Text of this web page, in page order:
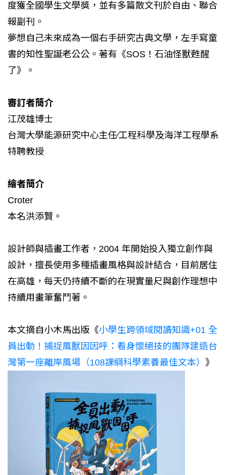
度獲全國學生文學獎，並有多篇散文刊於自由、聯合
報副刊。
夢想自己未來成為一個右手研究古典文學，左手寫童
書的知性聖誕老公公。著有《SOS！石油怪獸甦醒
了》。
審訂者簡介
江茂雄博士
台灣大學能源研究中心主任∕工程科學及海洋工程學系
特聘教授
繪者簡介
Croter
本名洪添賢。
設計師與插畫工作者，2004 年開始投入獨立創作與
設計，擅長使用多種插畫風格與設計結合，目前居住
在高雄，每天仍持續不斷的在現實量尺與創作理想中
持續用畫筆奮鬥著。
本文摘自小木馬出版《小學生跨領域閱讀知識+01 全
員出動！捕捉風獸因因呼：看身懷絕技的團隊建造台
灣第一座離岸風場（108課綱科學素養最佳文本） 》